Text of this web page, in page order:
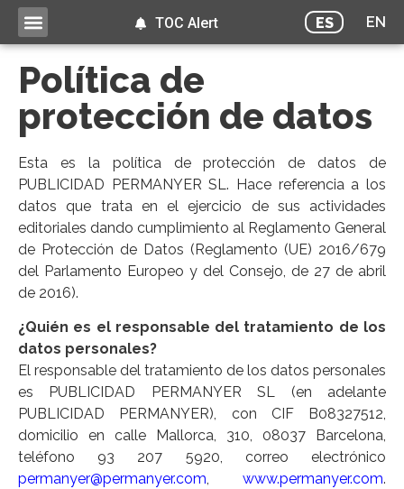
ES EN
TOC Alert
Política de
protección de datos
Esta es la política de protección de datos de
PUBLICIDAD PERMANYER SL. Hace referencia a los
datos que trata en el ejercicio de sus actividades
editoriales dando cumplimiento al Reglamento General
de Protección de Datos (Reglamento (UE) 2016/679
del Parlamento Europeo y del Consejo, de 27 de abril
de 2016).
¿Quién es el responsable del tratamiento de los
datos personales?
El responsable del tratamiento de los datos personales
es PUBLICIDAD PERMANYER SL (en adelante
PUBLICIDAD PERMANYER), con CIF B08327512,
domicilio en calle Mallorca, 310, 08037 Barcelona,
teléfono 93 207 5920, correo electrónico
permanyer@permanyer.com, www.permanyer.com.